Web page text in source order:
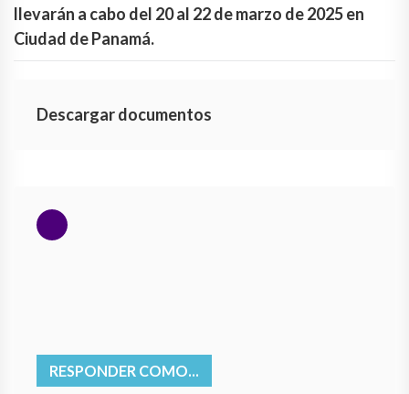
llevarán a cabo del 20 al 22 de marzo de 2025 en
Ciudad de Panamá.
Descargar documentos
RESPONDER COMO...